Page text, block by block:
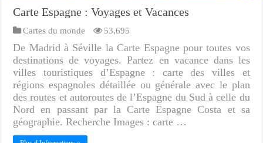
Carte Espagne : Voyages et Vacances
Cartes du monde 53,695
De Madrid à Séville la Carte Espagne pour toutes vos
destinations de voyages. Partez en vacance dans les
villes touristiques d’Espagne : carte des villes et
régions espagnoles détaillée ou générale avec le plan
des routes et autoroutes de l’Espagne du Sud à celle du
Nord en passant par la Carte Espagne Costa et sa
géographie. Recherche Images : carte …